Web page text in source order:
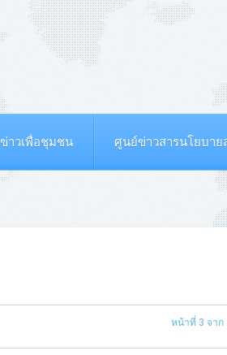
าวเพื่อชุมชน ศูนย์ข่าวสารนโยบา
หน้าที่ 3 จาก